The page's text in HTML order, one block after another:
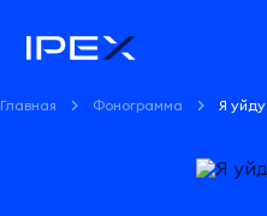
Главная Фонограмма Я уйду